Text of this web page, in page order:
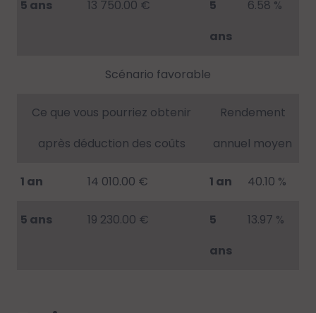
5 ans 13 750.00 €
5
ans
6.58 %
Scénario favorable
Ce que vous pourriez obtenir
après déduction des coûts
Rendement
annuel moyen
1 an 14 010.00 € 1 an 40.10 %
5 ans 19 230.00 €
5
ans
13.97 %